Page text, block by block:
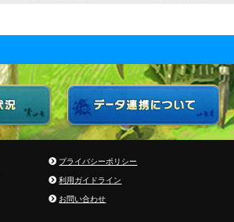
プライバシーポリシー
利用ガイドライン
お問い合わせ